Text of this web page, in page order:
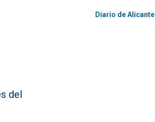
Diario de Alicante
del